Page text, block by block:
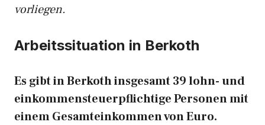
vorliegen.
Arbeitssituation in Berkoth
Es gibt in Berkoth insgesamt 39 lohn- und
einkommensteuerpflichtige Personen mit
einem Gesamteinkommen von Euro.